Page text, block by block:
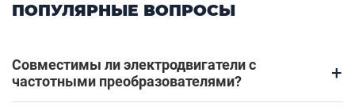
ПОПУЛЯРНЫЕ ВОПРОСЫ
Совместимы ли электродвигатели с
частотными преобразователями?
+